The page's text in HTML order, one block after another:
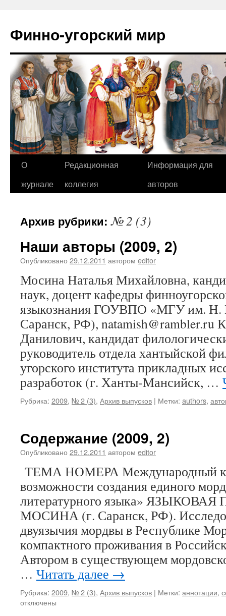
Финно-угорский мир
Перейти
О
журнале
Редакционная
коллегия
Информация для
авторов
Архив рубрики: № 2 (3)
Наши авторы (2009, 2)
Опубликовано 29.12.2011 автором editor
Мосина Наталья Михайловна,
наук, доцент кафедры
языкознания ГОУВПО «МГУ им. Н.
Саранск, РФ), natamish@rambler.ru
Данилович, кандидат
руководитель отдела хантыйской
угорского института прикладных
разработок (г. Ханты-Мансийск, …
Рубрика: 2009, № 2 (3), Архив выпусков | Метки: authors,
Содержание (2009, 2)
Опубликовано 29.12.2011 автором editor
ТЕМА НОМЕРА Международный
возможности создания единого
литературного языка»
МОСИНА (г. Саранск, РФ).
двуязычия мордвы в Республике
компактного проживания в
Автором в существующем
… Читать далее →
Рубрика: 2009, № 2 (3), Архив выпусков | Метки: аннотации,
отключены